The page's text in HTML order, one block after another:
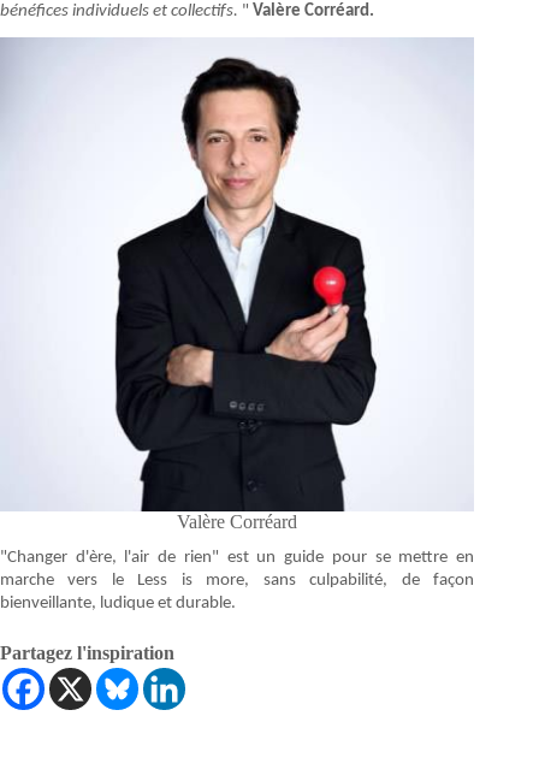
bénéfices individuels et collectifs. " Valère Corréard.
Valère Corréard
"Changer d'ère, l'air de rien" est un guide pour se mettre en
marche vers le Less is more, sans culpabilité, de façon
bienveillante, ludique et durable.
Partagez l'inspiration